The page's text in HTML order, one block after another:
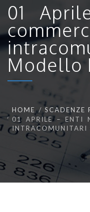
01
Modello
HOME
SCADENZE
01 APRILE – ENTI